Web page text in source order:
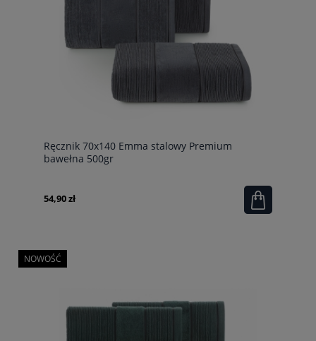
Ręcznik 70x140 Emma stalowy Premium
bawełna 500gr
54,90 zł
NOWOŚĆ